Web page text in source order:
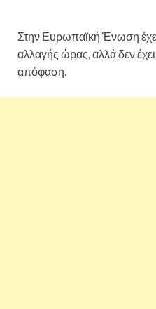
Στην Ευρωπαϊκή Ένωση
αλλαγής ώρας, αλλά δεν
απόφαση.